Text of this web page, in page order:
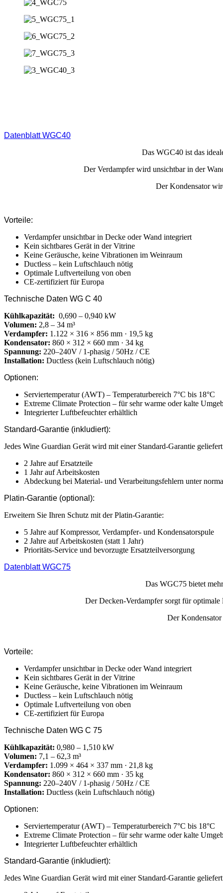
Datenblatt WGC40
Das WGC40 ist das
Der Verdampfer wird unsichtbar in der
Der Kondensator
Vorteile:
Verdampfer unsichtbar in Decke oder Wand integriert
Kein sichtbares Gerät in der Vitrine
Keine Geräusche, keine Vibrationen im Weinraum
Ductless – kein Luftschlauch nötig
Optimale Luftverteilung von oben
CE-zertifiziert für Europa
Technische Daten WG C 40
Kühlkapazität: 0,690 – 0,940 kW
Volumen: 2,8 – 34 m³
Verdampfer: 1.122 × 316 × 856 mm · 19,5 kg
Kondensator: 860 × 312 × 660 mm · 34 kg
Spannung: 220–240V / 1-phasig / 50Hz / CE
Installation: Ductless (kein Luftschlauch nötig)
Optionen:
Serviertemperatur (AWT) – Temperaturbereich 7°C bis 18°C
Extreme Climate Protection – für sehr warme oder kalte
Integrierter Luftbefeuchter erhältlich
Standard-Garantie (inkludiert):
Jedes Wine Guardian Gerät wird mit einer Standard-Garantie
2 Jahre auf Ersatzteile
1 Jahr auf Arbeitskosten
Abdeckung bei Material- und Verarbeitungsfehlern unter
Platin-Garantie (optional):
Erweitern Sie Ihren Schutz mit der Platin-Garantie:
5 Jahre auf Kompressor, Verdampfer- und Kondensatorspule
2 Jahre auf Arbeitskosten (statt 1 Jahr)
Prioritäts-Service und bevorzugte Ersatzteilversorgung
Datenblatt WGC75
Das WGC75 bietet
Der Decken-Verdampfer sorgt für
Der
Vorteile:
Verdampfer unsichtbar in Decke oder Wand integriert
Kein sichtbares Gerät in der Vitrine
Keine Geräusche, keine Vibrationen im Weinraum
Ductless – kein Luftschlauch nötig
Optimale Luftverteilung von oben
CE-zertifiziert für Europa
Technische Daten WG C 75
Kühlkapazität: 0,980 – 1,510 kW
Volumen: 7,1 – 62,3 m³
Verdampfer: 1.099 × 464 × 337 mm · 21,8 kg
Kondensator: 860 × 312 × 660 mm · 35 kg
Spannung: 220–240V / 1-phasig / 50Hz / CE
Installation: Ductless (kein Luftschlauch nötig)
Optionen:
Serviertemperatur (AWT) – Temperaturbereich 7°C bis 18°C
Extreme Climate Protection – für sehr warme oder kalte
Integrierter Luftbefeuchter erhältlich
Standard-Garantie (inkludiert):
Jedes Wine Guardian Gerät wird mit einer Standard-Garantie